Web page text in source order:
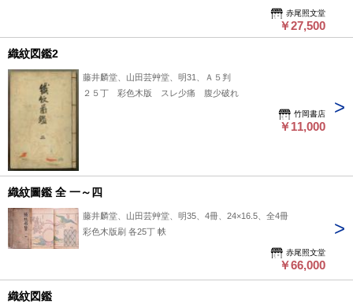
赤尾照文堂
￥27,500
織紋図鑑2
藤井麟堂、山田芸艸堂、明31、Ａ５判
２５丁 彩色木版 スレ少痛 腹少破れ
竹岡書店
￥11,000
織紋圖鑑 全 一～四
藤井麟堂、山田芸艸堂、明35、4冊、24×16.5、全4冊
彩色木版刷 各25丁 帙
赤尾照文堂
￥66,000
織紋図鑑